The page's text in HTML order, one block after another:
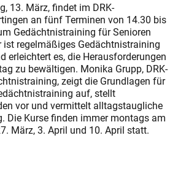
13. März, findet im DRK-
an fünf Terminen von 14.30 bis
Gedächtnistraining für Senioren
ist regelmäßiges Gedächtnistraining
erleichtert es, die Herausforderungen
zu bewältigen. Monika Grupp, DRK-
zeigt die Grundlagen für
auf, stellt
vor und vermittelt alltagstaugliche
Die Kurse finden immer montags am
März, 3. April und 10. April statt.